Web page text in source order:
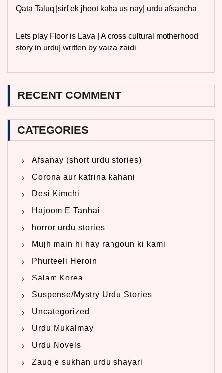
Qata Taluq |sirf ek jhoot kaha us nay| urdu afsancha
Lets play Floor is Lava | A cross cultural motherhood
story in urdu| written by vaiza zaidi
RECENT COMMENT
CATEGORIES
Afsanay (short urdu stories)
Corona aur katrina kahani
Desi Kimchi
Hajoom E Tanhai
horror urdu stories
Mujh main hi hay rangoun ki kami
Phurteeli Heroin
Salam Korea
Suspense/Mystry Urdu Stories
Uncategorized
Urdu Mukalmay
Urdu Novels
Zauq e sukhan urdu shayari